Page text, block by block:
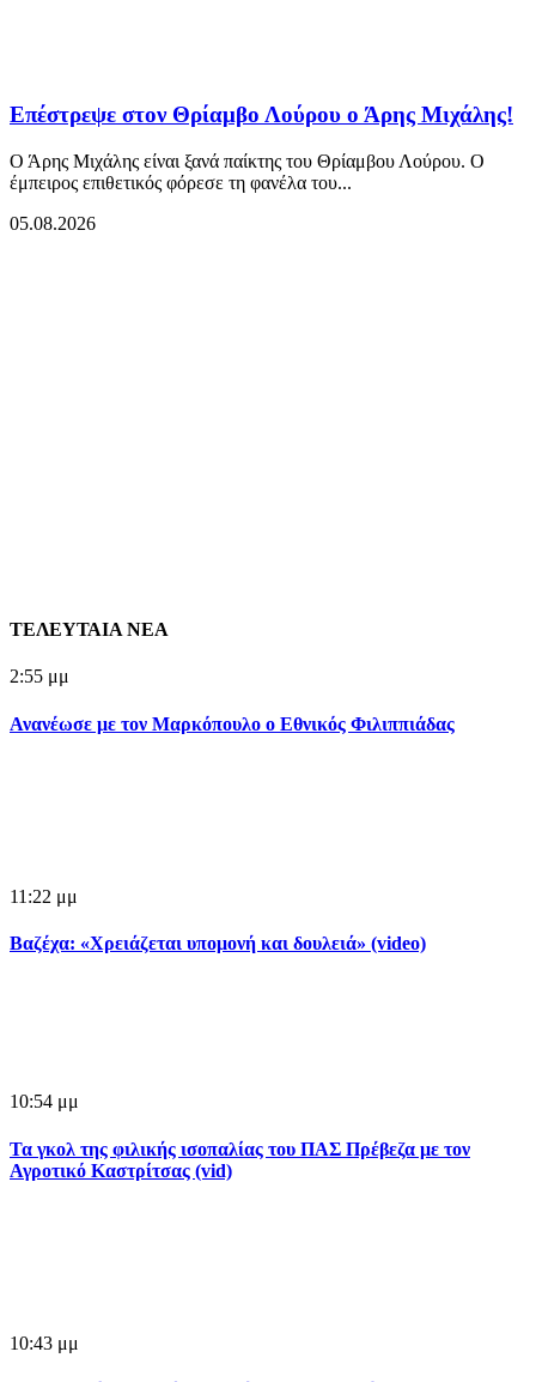
Επέστρεψε στον Θρίαμβο Λούρου ο Άρης Μιχάλης!
Ο Άρης Μιχάλης είναι ξανά παίκτης του Θρίαμβου Λούρου. Ο
έμπειρος επιθετικός φόρεσε τη φανέλα του...
05.08.2026
ΤΕΛΕΥΤΑΙΑ ΝΕΑ
2:55 μμ
Ανανέωσε με τον Μαρκόπουλο ο Εθνικός Φιλιππιάδας
11:22 μμ
Βαζέχα: «Χρειάζεται υπομονή και δουλειά» (video)
10:54 μμ
Τα γκολ της φιλικής ισοπαλίας του ΠΑΣ Πρέβεζα με τον
Αγροτικό Καστρίτσας (vid)
10:43 μμ